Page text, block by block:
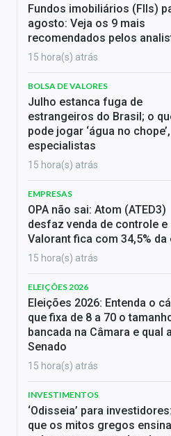
Fundos imobiliários (FIIs)
agosto: Veja os 9 mais
recomendados pelos
15 hora(s) atrás
BOLSA DE VALORES
Julho estanca fuga de
estrangeiros do Brasil; o
pode jogar ‘água no
especialistas
15 hora(s) atrás
EMPRESAS
OPA não sai: Atom (ATED3)
desfaz venda de controle e
Valorant fica com 34,5% da
15 hora(s) atrás
ELEIÇÕES 2026
Eleições 2026: Entenda o
que fixa de 8 a 70 o
bancada na Câmara e qual
Senado
15 hora(s) atrás
INVESTIMENTOS
‘Odisseia’ para
que os mitos gregos